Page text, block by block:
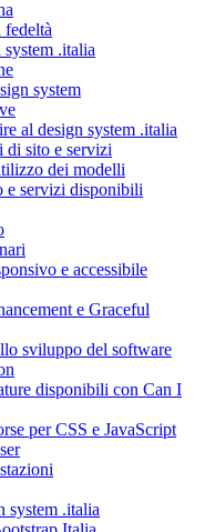
.italia
system
al design system .italia
di sito e servizi
dei modelli
e servizi disponibili
e accessibile
e Graceful
sviluppo del software
disponibili con Can I
per CSS e JavaScript
system .italia